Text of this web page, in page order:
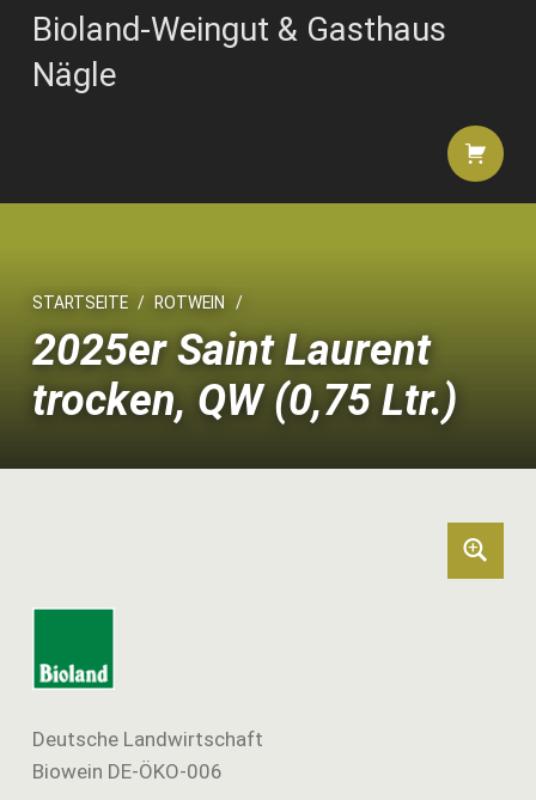
Bioland-Weingut & Gasthaus
Nägle
STARTSEITE / ROTWEIN /
2025er Saint Laurent
trocken, QW (0,75 Ltr.)
Deutsche Landwirtschaft
Biowein DE-ÖKO-006